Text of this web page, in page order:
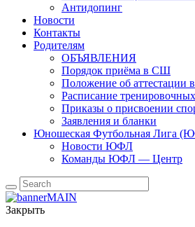
Антидопинг
Новости
Контакты
Родителям
ОБЪЯВЛЕНИЯ
Порядок приёма в СШ
Положение об аттестации
Расписание
Приказы о присвоении
Заявления и бланки
Юношеская Футбольная Лига
Новости ЮФЛ
Команды ЮФЛ — Центр
Закрыть